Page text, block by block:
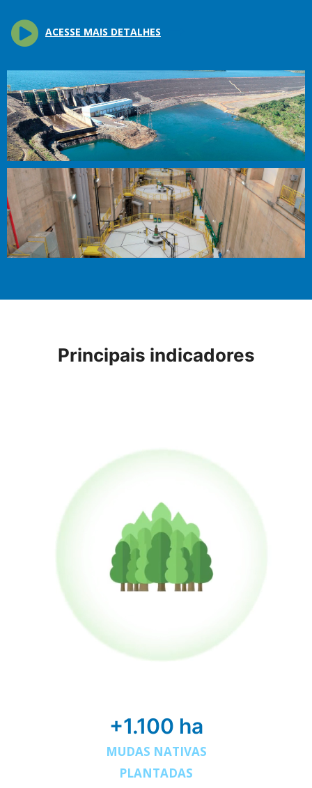
ACESSE MAIS DETALHES
Principais indicadores
+1.100 ha
MUDAS NATIVAS
PLANTADAS